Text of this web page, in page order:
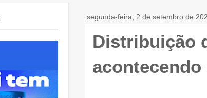
segunda-feira, 2 de setembro de
Distribuição
acontecendo